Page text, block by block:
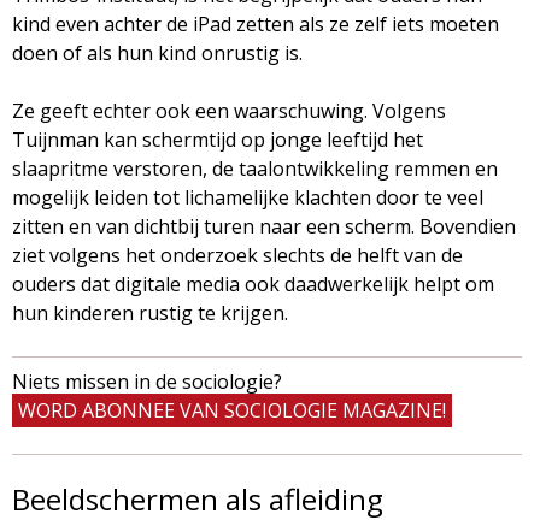
kind even achter de iPad zetten als ze zelf iets moeten
doen of als hun kind onrustig is.
Ze geeft echter ook een waarschuwing. Volgens
Tuijnman kan schermtijd op jonge leeftijd het
slaapritme verstoren, de taalontwikkeling remmen en
mogelijk leiden tot lichamelijke klachten door te veel
zitten en van dichtbij turen naar een scherm. Bovendien
ziet volgens het onderzoek slechts de helft van de
ouders dat digitale media ook daadwerkelijk helpt om
hun kinderen rustig te krijgen.
Niets missen in de sociologie?
WORD ABONNEE VAN SOCIOLOGIE MAGAZINE!
Beeldschermen als afleiding